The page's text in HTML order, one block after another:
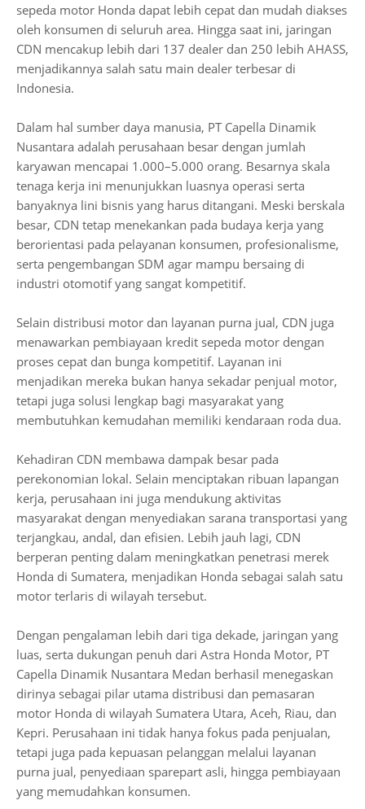
sepeda motor Honda dapat lebih cepat dan mudah diakses
oleh konsumen di seluruh area. Hingga saat ini, jaringan
CDN mencakup lebih dari 137 dealer dan 250 lebih AHASS,
menjadikannya salah satu main dealer terbesar di
Indonesia.
Dalam hal sumber daya manusia, PT Capella Dinamik
Nusantara adalah perusahaan besar dengan jumlah
karyawan mencapai 1.000–5.000 orang. Besarnya skala
tenaga kerja ini menunjukkan luasnya operasi serta
banyaknya lini bisnis yang harus ditangani. Meski berskala
besar, CDN tetap menekankan pada budaya kerja yang
berorientasi pada pelayanan konsumen, profesionalisme,
serta pengembangan SDM agar mampu bersaing di
industri otomotif yang sangat kompetitif.
Selain distribusi motor dan layanan purna jual, CDN juga
menawarkan pembiayaan kredit sepeda motor dengan
proses cepat dan bunga kompetitif. Layanan ini
menjadikan mereka bukan hanya sekadar penjual motor,
tetapi juga solusi lengkap bagi masyarakat yang
membutuhkan kemudahan memiliki kendaraan roda dua.
Kehadiran CDN membawa dampak besar pada
perekonomian lokal. Selain menciptakan ribuan lapangan
kerja, perusahaan ini juga mendukung aktivitas
masyarakat dengan menyediakan sarana transportasi yang
terjangkau, andal, dan efisien. Lebih jauh lagi, CDN
berperan penting dalam meningkatkan penetrasi merek
Honda di Sumatera, menjadikan Honda sebagai salah satu
motor terlaris di wilayah tersebut.
Dengan pengalaman lebih dari tiga dekade, jaringan yang
luas, serta dukungan penuh dari Astra Honda Motor, PT
Capella Dinamik Nusantara Medan berhasil menegaskan
dirinya sebagai pilar utama distribusi dan pemasaran
motor Honda di wilayah Sumatera Utara, Aceh, Riau, dan
Kepri. Perusahaan ini tidak hanya fokus pada penjualan,
tetapi juga pada kepuasan pelanggan melalui layanan
purna jual, penyediaan sparepart asli, hingga pembiayaan
yang memudahkan konsumen.